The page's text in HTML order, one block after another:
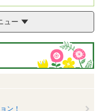
ュー
ン！